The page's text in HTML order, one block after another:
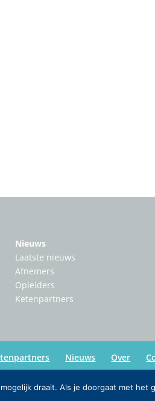
Nieuws
Laatste nieuws
Afnemers
Opleiders
Ketenpartners
Nieuws Over
draait. Als je doorgaat met